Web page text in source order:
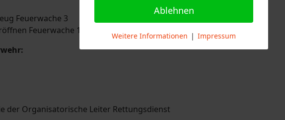
Feuerwache 3
Feuerwache 1
der Organisatorische Leiter Rettungsdienst
Ablehnen
Weitere Informationen | Impressum